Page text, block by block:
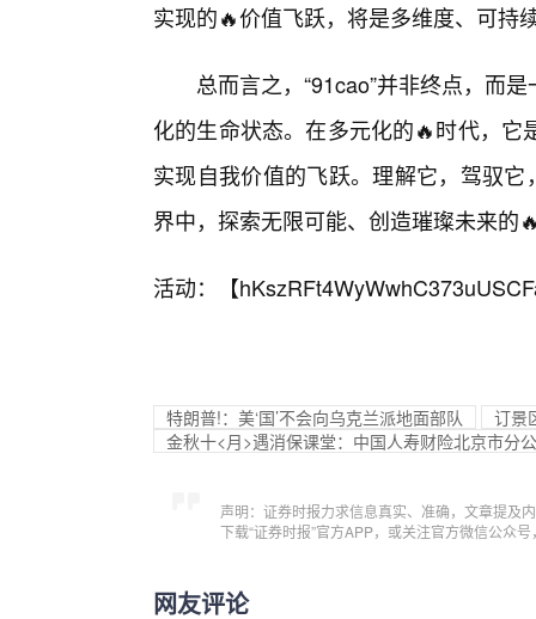
实现的🔥价值飞跃，将是多维度、可持
总而言之，“91cao”并非终点，而
化的生命状态。在多元化的🔥时代，
实现自我价值的飞跃。理解它，驾驭
界中，探索无限可能、创造璀璨未来的
活动：【
特朗普!：美‘国’不会向乌克兰派地面部队
订景
金秋十<月>遇消保课堂：中国人寿财险北京市分
声明：证券时报力求信息真实、准确，文章提及
下载“证券时报”官方APP，或关注官方微信公众
网友评论